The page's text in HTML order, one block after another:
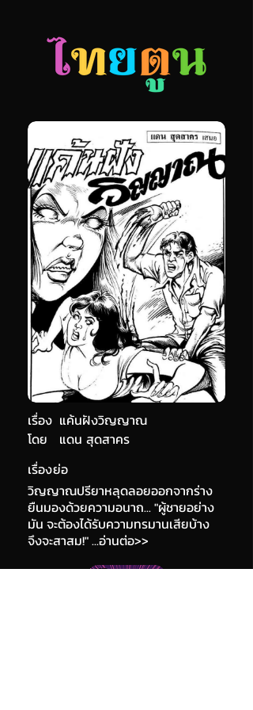
เรื่อง แค้นฝังวิญญาณ
แดน สุดสาคร
โดย
เรื่องย่อ
วิญญาณปรียาหลุดลอยออกจากร่าง
ยืนมองด้วยความอนาถ... "ผู้ชายอย่าง
มัน จะต้องได้รับความทรมานเสียบ้าง
จึงจะสาสม!" ...อ่านต่อ>>